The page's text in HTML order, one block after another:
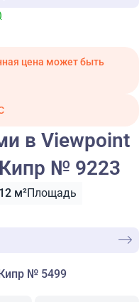
цена может быть
в Viewpoint
№ 9223
м²Площадь
№ 5499